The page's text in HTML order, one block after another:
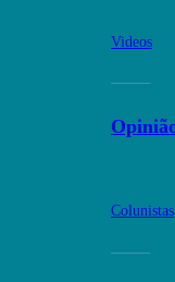
Videos
Colunistas